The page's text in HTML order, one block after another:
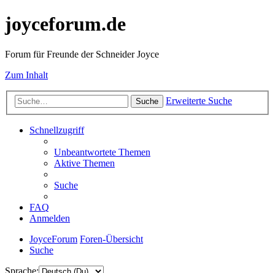
joyceforum.de
Forum für Freunde der Schneider Joyce
Zum Inhalt
Suche Erweiterte Suche
Schnellzugriff
Unbeantwortete Themen
Aktive Themen
Suche
FAQ
Anmelden
JoyceForum Foren-Übersicht
Suche